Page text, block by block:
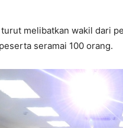
melibatkan wakil dari
seramai 100 orang.